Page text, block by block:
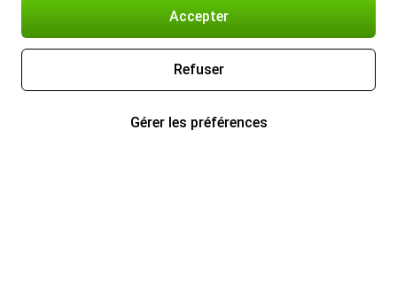
Accepter
Refuser
Gérer les préférences